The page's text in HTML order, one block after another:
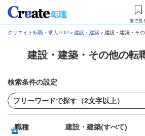
後で見
クリエイト転職・求人TOP ＞建設・建築＞建設・建築・そ
建設・建築・その他の転
検索条件の設定
職種 建設・建築(すべて)